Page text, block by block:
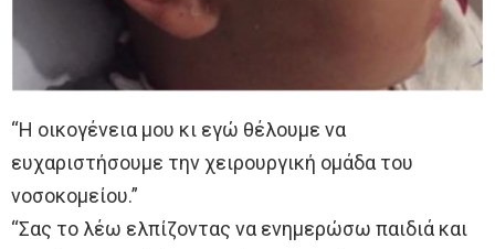
“Η οικογένεια μου κι εγώ θέλουμε να
ευχαριστήσουμε την χειρουργική ομάδα του
νοσοκομείου.”
“Σας το λέω ελπίζοντας να ενημερώσω παιδιά και